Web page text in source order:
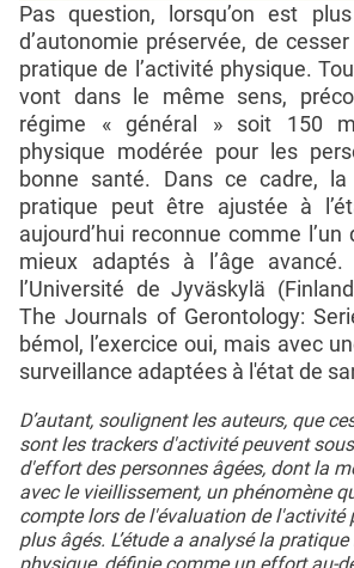
Pas question, lorsqu’on est
d’autonomie préservée, de
pratique de l’activité physique.
vont dans le même sens,
régime « général » soit 150
physique modérée pour les
bonne santé. Dans ce cadre,
pratique peut être ajustée à
aujourd’hui reconnue comme
mieux adaptés à l’âge
l’Université de Jyväskylä
The Journals of Gerontology:
bémol, l’exercice oui, mais avec
surveillance adaptées à l'état de
D’autant, soulignent les auteurs, que
sont les trackers d'activité peuvent
d'effort des personnes âgées, dont la
avec le vieillissement, un phénomène
compte lors de l'évaluation de l'activité
plus âgés. L’étude a analysé la